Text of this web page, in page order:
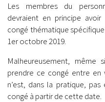
Les membres du
devraient en principe
congé thématique
1er octobre 2019.
Malheureusement,
prendre ce congé entre
n’est, dans la pratique,
congé à partir de cette date.